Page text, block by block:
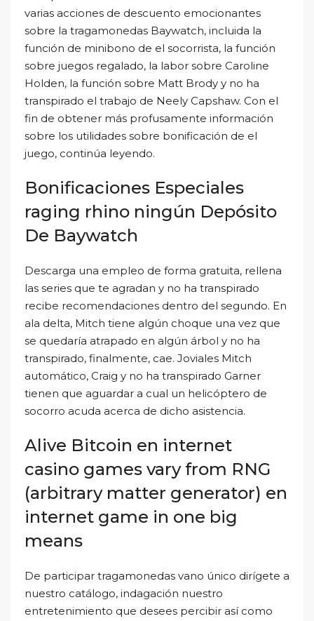
varias acciones de descuento emocionantes
sobre la tragamonedas Baywatch, incluida la
función de minibono de el socorrista, la función
sobre juegos regalado, la labor sobre Caroline
Holden, la función sobre Matt Brody y no ha
transpirado el trabajo de Neely Capshaw. Con el
fin de obtener más profusamente información
sobre los utilidades sobre bonificación de el
juego, continúa leyendo.
Bonificaciones Especiales
raging rhino ningún Depósito
De Baywatch
Descarga una empleo de forma gratuita, rellena
las series que te agradan y no ha transpirado
recibe recomendaciones dentro del segundo. En
ala delta, Mitch tiene algún choque una vez que
se quedaría atrapado en algún árbol y no ha
transpirado, finalmente, cae. Joviales Mitch
automático, Craig y no ha transpirado Garner
tienen que aguardar a cual un helicóptero de
socorro acuda acerca de dicho asistencia.
Alive Bitcoin en internet
casino games vary from RNG
(arbitrary matter generator) en
internet game in one big
means
De participar tragamonedas vano único dirígete a
nuestro catálogo, indagación nuestro
entretenimiento que desees percibir así­ como